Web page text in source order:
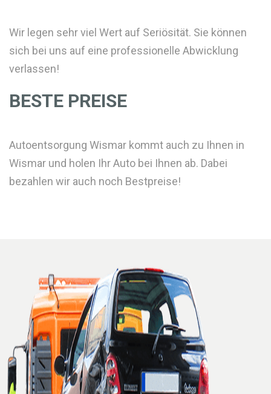
Wir legen sehr viel Wert auf Seriösität. Sie können
sich bei uns auf eine professionelle Abwicklung
verlassen!
BESTE PREISE
Autoentsorgung Wismar kommt auch zu Ihnen in
Wismar und holen Ihr Auto bei Ihnen ab. Dabei
bezahlen wir auch noch Bestpreise!